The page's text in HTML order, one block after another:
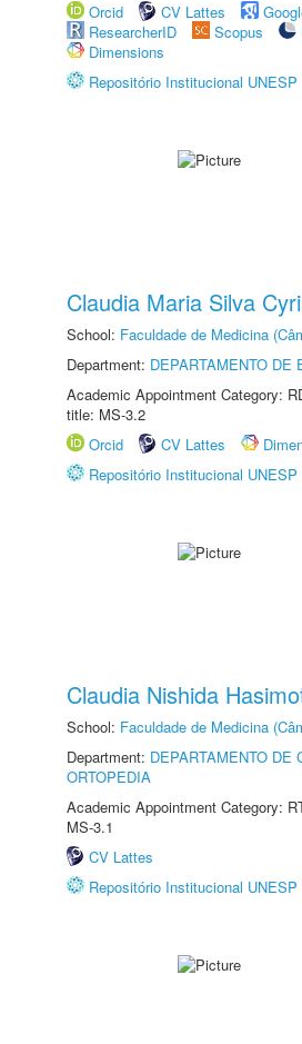
Orcid
CV Lattes
ResearcherID
Scopus
Dimensions
Repositório Institucional UNESP
Claudia Maria Silva
School: Faculdade de Medicina
Department: DEPARTAMENTO DE
Academic Appointment Category:
title: MS-3.2
Orcid
CV Lattes
Repositório Institucional UNESP
Claudia Nishida
School: Faculdade de Medicina
Department: DEPARTAMENTO DE
ORTOPEDIA
Academic Appointment Category:
MS-3.1
CV Lattes
Repositório Institucional UNESP